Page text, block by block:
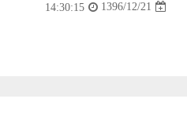
1396/12/21
14:30:15